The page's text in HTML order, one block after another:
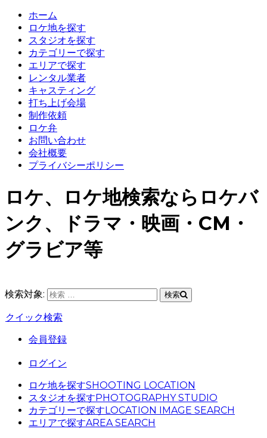
ホーム
ロケ地を探す
スタジオを探す
カテゴリーで探す
エリアで探す
レンタル業者
キャスティング
打ち上げ会場
制作依頼
ロケ弁
お問い合わせ
会社概要
プライバシーポリシー
ロケ、ロケ地検索ならロケバ
ンク、ドラマ・映画・CM・
グラビア等
検索対象: 検索
クイック検索
会員登録
ログイン
ロケ地を探すSHOOTING LOCATION
スタジオを探すPHOTOGRAPHY STUDIO
カテゴリーで探すLOCATION IMAGE SEARCH
エリアで探すAREA SEARCH